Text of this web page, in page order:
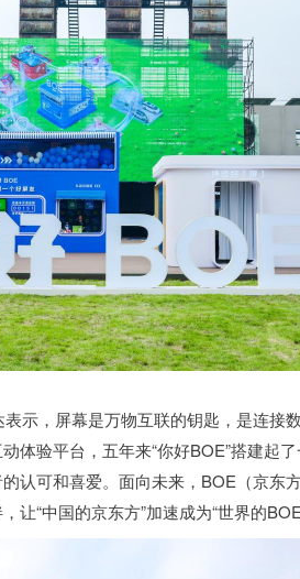
，屏幕是万物互联的钥匙，是连接数
体验平台，五年来“你好BOE”搭建起
认可和喜爱。面向未来，BOE（京东
“中国的京东方”加速成为“世界的